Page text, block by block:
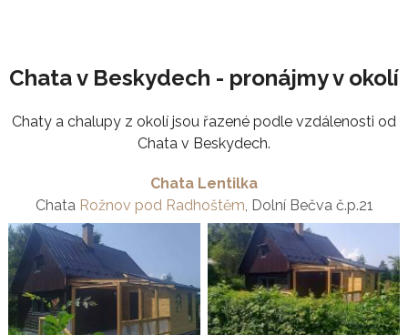
Chata v Beskydech - pronájmy v okolí
Chaty a chalupy z okolí jsou řazené podle vzdálenosti od
Chata v Beskydech.
Chata Lentilka
Chata Rožnov pod Radhoštěm, Dolní Bečva č.p.21